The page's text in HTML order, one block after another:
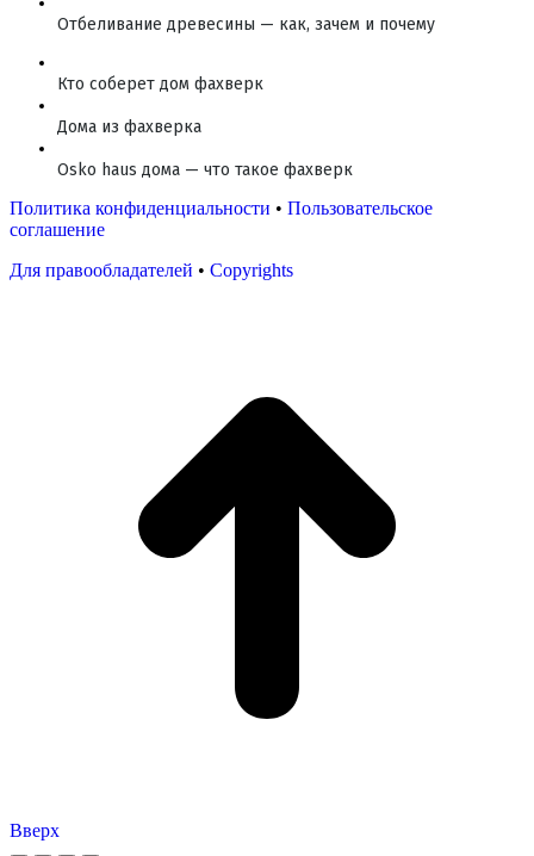
Отбеливание древесины — как, зачем и почему
Кто соберет дом фахверк
Дома из фахверка
Osko haus дома — что такое фахверк
Политика конфиденциальности • Пользовательское
соглашение
Для правообладателей • Copyrights
Вверх